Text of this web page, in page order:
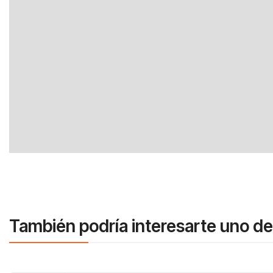
También podría interesarte uno